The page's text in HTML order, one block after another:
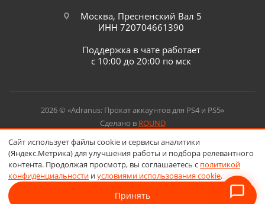
Москва, Пресненский Вал 5
ИНН 720704661390
Поддержка в чате работает
с 10:00 до 20:00 по мск
2026 © «Adranus: Прокат аккаунтов для PS4 и PS5»
Сделано в ROUND
Сайт использует файлы cookie и сервисы аналитики
(Яндекс.Метрика) для улучшения работы и подбора релевантного
контента. Продолжая просмотр, вы соглашаетесь с политикой
конфиденциальности иусловиями использования cookie.
Принять